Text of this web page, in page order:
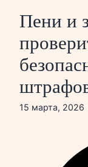
Пени и
15 марта, 2026